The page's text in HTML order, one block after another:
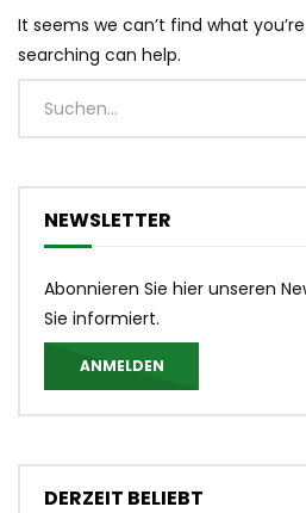
It seems we can’t find what
searching can help.
NEWSLETTER
Abonnieren Sie hier unseren
Sie informiert.
ANMELDEN
DERZEIT BELIEBT